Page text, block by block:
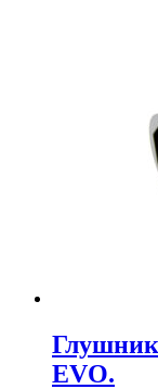
Глушник
EVO.